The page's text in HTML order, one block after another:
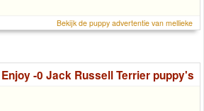
Bekijk de puppy advertentie van mellieke
Enjoy -0 Jack Russell Terrier puppy's